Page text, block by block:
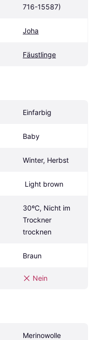
716-15587)
Joha
Fäustlinge
Einfarbig
Baby
Winter, Herbst
Light brown
30ºC, Nicht im
Trockner
trocknen
Braun
Nein
Merinowolle